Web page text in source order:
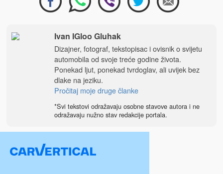
Ivan IGloo Gluhak
Dizajner, fotograf, tekstopisac i ovisnik o svijetu
automobila od svoje treće godine života.
Ponekad ljut, ponekad tvrdoglav, ali uvijek bez
dlake na jeziku.
Pročitaj moje druge članke
*Svi tekstovi odražavaju osobne stavove autora i ne
odražavaju nužno stav redakcije portala.